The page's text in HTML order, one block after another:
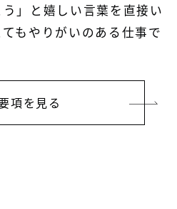
」と嬉しい言葉を直接い
もやりがいのある仕事で
項を見る